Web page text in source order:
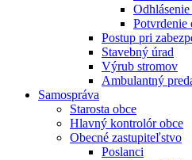
Potvrdenie
Postup pri
Stavebný úrad
Výrub stromov
Ambulantný
Samospráva
Starosta obce
Hlavný kontrolór obce
Obecné zastupiteľstvo
Poslanci